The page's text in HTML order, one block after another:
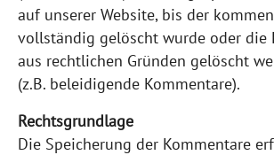
auf unserer Website, bis der
vollständig gelöscht wurde oder die
aus rechtlichen Gründen gelöscht
(z.B. beleidigende Kommentare).
Rechtsgrundlage
Die Speicherung der Kommentare